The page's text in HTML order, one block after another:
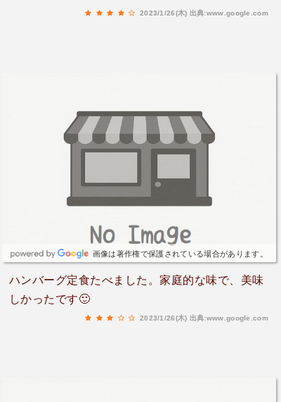
2023/1/26(木) 出典:www.google.com
画像は著作権で保護されている場合があります。
ハンバーグ定食たべました。家庭的な味で、美味
しかったです🙂
2023/1/26(木) 出典:www.google.com